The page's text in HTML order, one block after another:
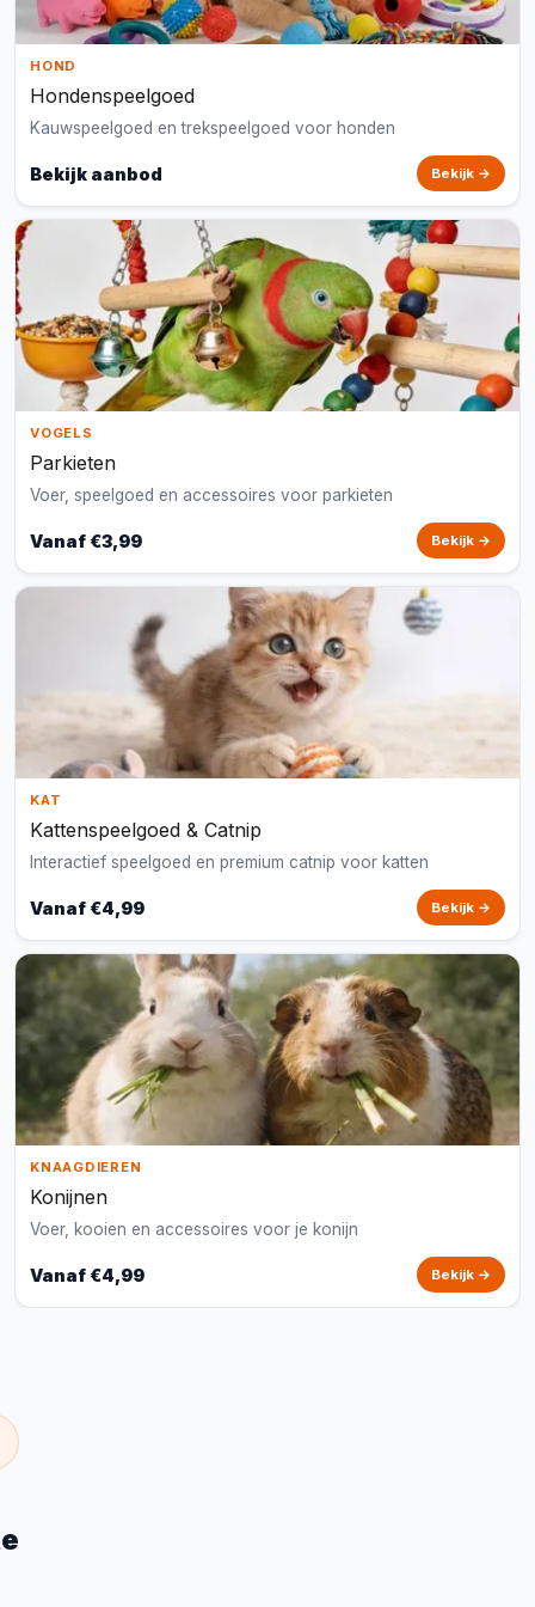
HOND
Hondenspeelgoed
Kauwspeelgoed en trekspeelgoed voor honden
Bekijk aanbod Bekijk →
VOGELS
Parkieten
Voer, speelgoed en accessoires voor parkieten
Vanaf €3,99 Bekijk →
KAT
Kattenspeelgoed & Catnip
Interactief speelgoed en premium catnip voor katten
Vanaf €4,99 Bekijk →
KNAAGDIEREN
Konijnen
Voer, kooien en accessoires voor je konijn
Vanaf €4,99 Bekijk →